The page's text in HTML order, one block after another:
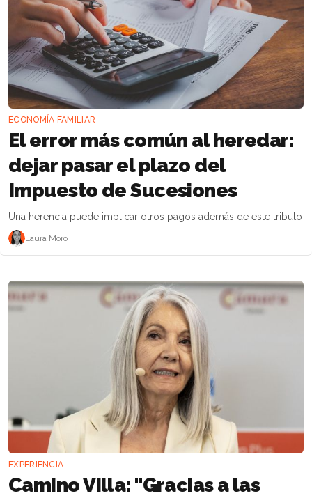
ECONOMÍA FAMILIAR
El error más común al heredar:
dejar pasar el plazo del
Impuesto de Sucesiones
Una herencia puede implicar otros pagos además de este tributo
Laura Moro
EXPERIENCIA
Camino Villa: "Gracias a las